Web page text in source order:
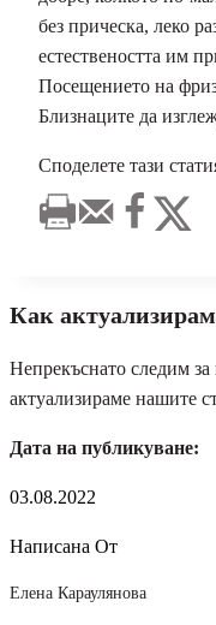
без прическа, леко
естествеността им
Посещението на
Близнаците да
Споделете тази
Как
Непрекъснато следим
актуализираме нашите
Дата на публикуване:
03.08.2022
Написана От
Елена Караулянова